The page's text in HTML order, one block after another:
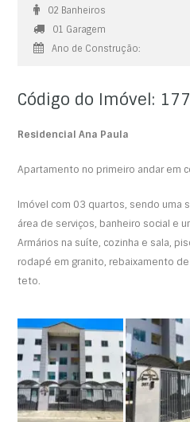
02 Banheiros
01 Garagem
Ano de Construção:
Código do Imóvel:
Residencial Ana Paula
Apartamento no primeiro andar em
Imóvel com 03 quartos, sendo uma
área de serviços, banheiro social e
Armários na suíte, cozinha e sala,
rodapé em granito, rebaixamento
teto.